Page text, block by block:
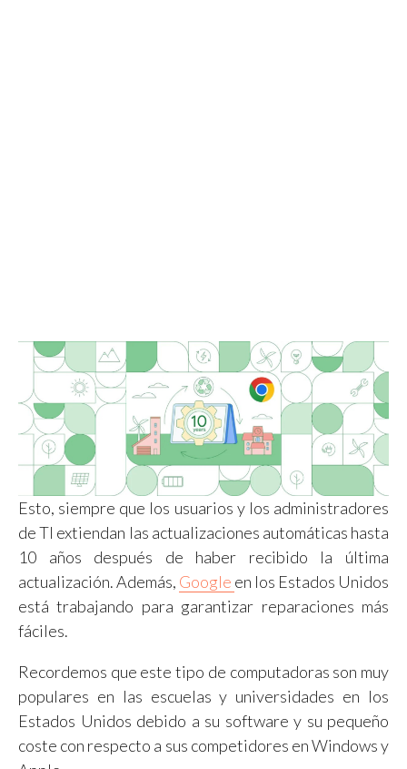
Esto, siempre que los usuarios y los administradores
de TI extiendan las actualizaciones automáticas hasta
10 años después de haber recibido la última
actualización. Además, Google en los Estados Unidos
está trabajando para garantizar reparaciones más
fáciles.
Recordemos que este tipo de computadoras son muy
populares en las escuelas y universidades en los
Estados Unidos debido a su software y su pequeño
coste con respecto a sus competidores en Windows y